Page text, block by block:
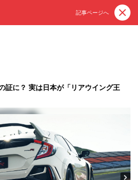
記事ページへ
証に？ 実は日本が「リアウイング王